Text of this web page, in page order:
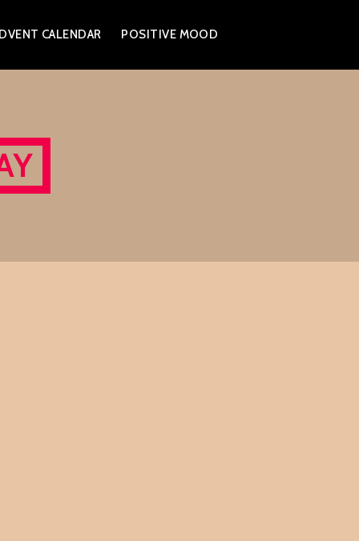
CALENDAR POSITIVE MOOD